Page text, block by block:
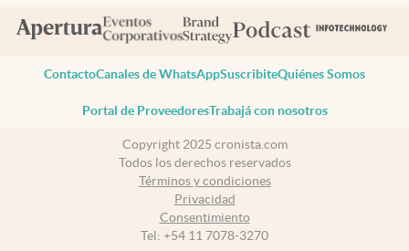
ContactoCanales de WhatsAppSuscribiteQuiénes Somos
Portal de ProveedoresTrabajá con nosotros
Copyright 2025 cronista.com
Todos los derechos reservados
Términos y condiciones
Privacidad
Consentimiento
Tel: +54 11 7078-3270